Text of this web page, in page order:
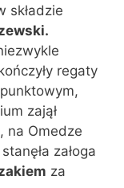
składzie
regaty
zajął
na Omedze
załoga
za